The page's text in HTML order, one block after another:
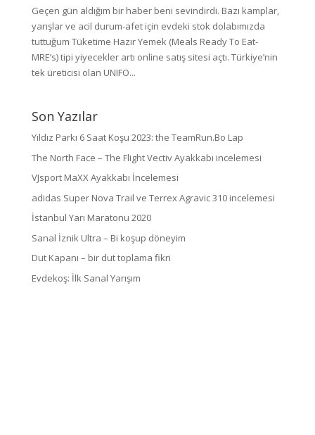
Geçen gün aldığım bir haber beni sevindirdi. Bazı kamplar,
yarışlar ve acil durum-afet için evdeki stok dolabımızda
tuttuğum Tüketime Hazır Yemek (Meals Ready To Eat-
MRE’s) tipi yiyecekler artı online satış sitesi açtı. Türkiye’nin
tek üreticisi olan UNIFO...
Son Yazılar
Yıldız Parkı 6 Saat Koşu 2023: the TeamRun.Bo Lap
The North Face – The Flight Vectiv Ayakkabı incelemesi
VJsport MaXX Ayakkabı İncelemesi
adidas Super Nova Trail ve Terrex Agravic 310 incelemesi
İstanbul Yarı Maratonu 2020
Sanal İznik Ultra – Bi koşup döneyim
Dut Kapanı – bir dut toplama fikri
Evdekoş: İlk Sanal Yarışım